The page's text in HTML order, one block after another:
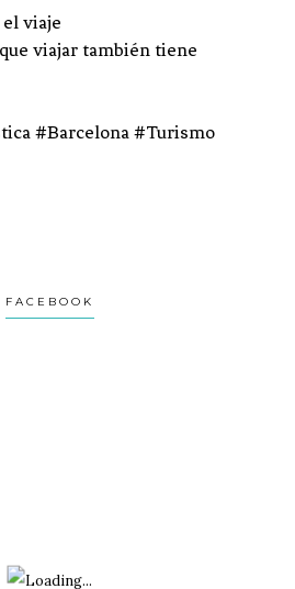
el viaje
viajar también tiene
#Barcelona #Turismo
es una postal.
FACEBOOK